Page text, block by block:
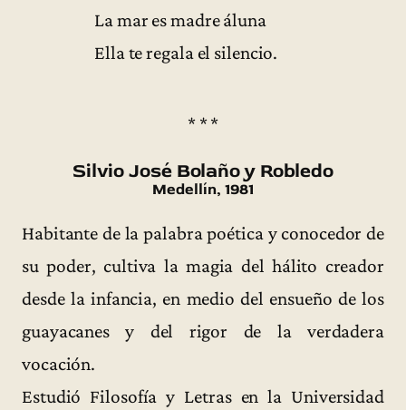
La mar es madre áluna
Ella te regala el silencio.
* * *
Silvio José Bolaño y Robledo
Medellín, 1981
Habitante de la palabra poética y conocedor de
su poder, cultiva la magia del hálito creador
desde la infancia, en medio del ensueño de los
guayacanes y del rigor de la verdadera
vocación.
Estudió Filosofía y Letras en la Universidad